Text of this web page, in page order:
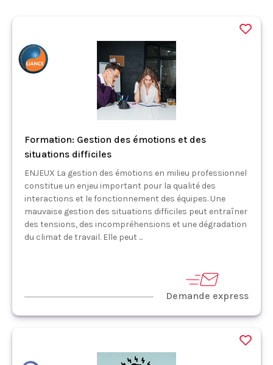
Formation: Gestion des émotions et des
situations difficiles
ENJEUX La gestion des émotions en milieu professionnel
constitue un enjeu important pour la qualité des
interactions et le fonctionnement des équipes. Une
mauvaise gestion des situations difficiles peut entraîner
des tensions, des incompréhensions et une dégradation
du climat de travail. Elle peut ...
Demande express